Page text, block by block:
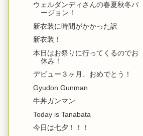
ウェルダンディさんの春夏秋冬バ
ージョン！
新衣装に時間がかかった訳
新衣装！
本日はお祭りに行ってくるのでお
休み！
デビュー３ヶ月、おめでとう！
Gyudon Gunman
牛丼ガンマン
Today is Tanabata
今日は七夕！！！